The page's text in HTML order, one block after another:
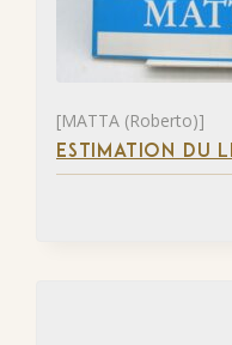
[MATTA (Roberto)]
ESTIMATION DU